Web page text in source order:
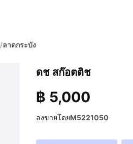
/ลาดกระบัง
ดช สก๊อตติช
฿ 5,000
ลงขายโดยM5221050